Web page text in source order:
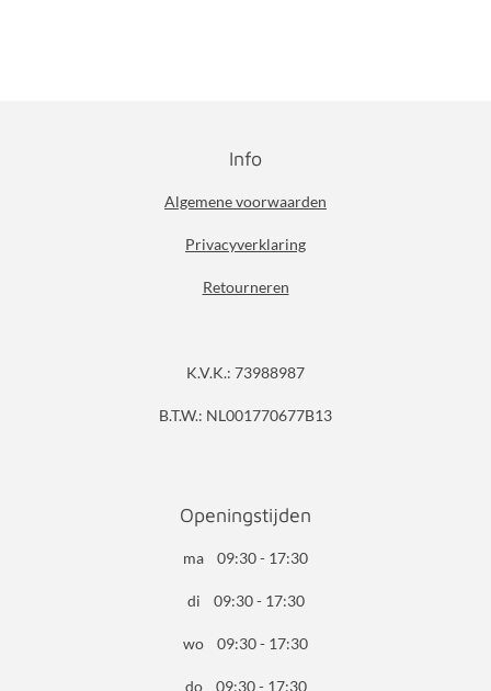
Info
Algemene voorwaarden
Privacyverklaring
Retourneren
K.V.K.: 73988987
B.T.W.: NL001770677B13
Openingstijden
ma 09:30 - 17:30
di 09:30 - 17:30
wo 09:30 - 17:30
do 09:30 - 17:30